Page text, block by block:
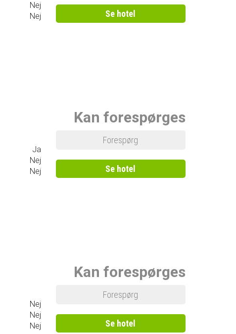
Nej
Nej Se hotel
Ja
Nej
Nej
Kan forespørges
Forespørg
Se hotel
Nej
Nej
Nej
Kan forespørges
Forespørg
Se hotel